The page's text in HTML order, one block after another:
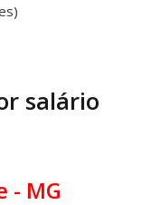
salário
- MG